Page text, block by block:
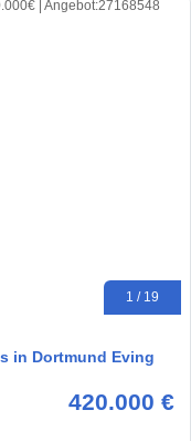
1 / 19
in Dortmund Eving
420.000 €